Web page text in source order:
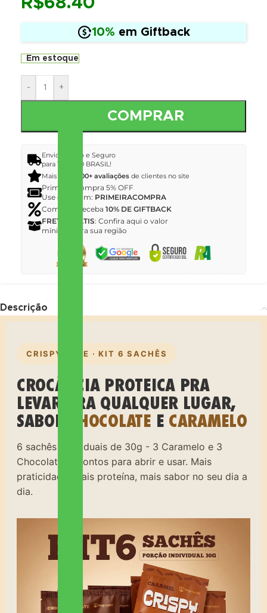
10% em Giftback
Em estoque
- +
COMPRAR
Envio Rápido e Seguro
para TODO O BRASIL!
Mais de
12.000+ avaliações de clientes no site
Primeira Compra 5% OFF
Use o Cupom: PRIMEIRACOMPRA
Compre e receba 10% DE GIFTBACK
FRETE GRÁTIS: Confira aqui o valor
mínimo para sua região
Descrição
CRISPY WISE · KIT 6 SACHÊS
CROCÂNCIA PROTEICA PRA
LEVAR PRA QUALQUER LUGAR,
SABOR
CHOCOLATE E CARAMELO
6 sachês individuais de 30g - 3 Caramelo e 3
Chocolate - prontos para abrir e usar. Mais
praticidade, mais proteína, mais sabor no seu dia a
dia.